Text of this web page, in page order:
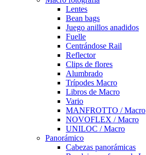
Lentes
Bean bags
Juego anillos anadidos
Fuelle
Centrándose Rail
Reflector
Clips de flores
Alumbrado
Trípodes Macro
Libros de Macro
Vario
MANFROTTO / Macro
NOVOFLEX / Macro
UNILOC / Macro
Panorámico
Cabezas panorámicas